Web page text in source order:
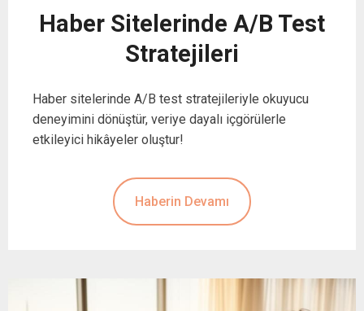
Haber Sitelerinde A/B Test
Stratejileri
Haber sitelerinde A/B test stratejileriyle okuyucu
deneyimini dönüştür, veriye dayalı içgörülerle
etkileyici hikâyeler oluştur!
Haberin Devamı